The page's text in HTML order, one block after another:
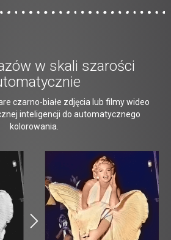
w skali szarości
czarno-białe zdjęcia lub filmy wideo
inteligencji do automatycznego
kolorowania.